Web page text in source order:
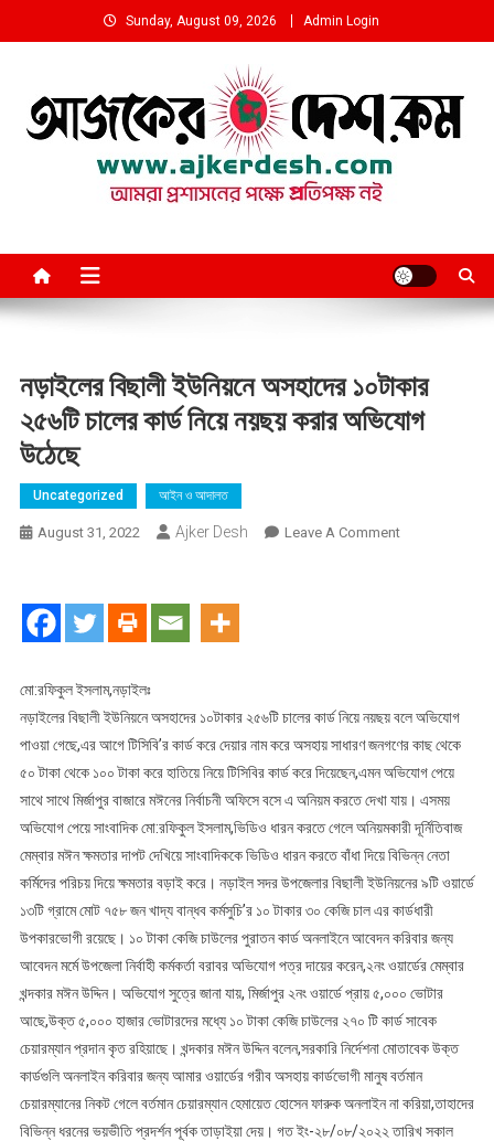
to
Sunday, August 09, 2026 Admin Login
নড়াইলের বিছালী ইউনিয়নে অসহাদের ১০টাকার
২৫৬টি চালের কার্ড নিয়ে নয়ছয় করার অভিযোগ
উঠেছে
Uncategorized আইন ও আদালত
August 31, 2022 Ajker Desh Leave A CommentOn
করার
অভিযোগ
উঠেছে
মো:রফিকুল ইসলাম,নড়াইলঃ
নড়াইলের বিছালী ইউনিয়নে অসহাদের ১০টাকার ২৫৬টি চালের কার্ড নিয়ে নয়ছয় বলে অভিযোগ
পাওয়া গেছে,এর আগে টিসিবি’র কার্ড করে দেয়ার নাম করে অসহায় সাধারণ জনগণের কাছ থেকে
৫০ টাকা থেকে ১০০ টাকা করে হাতিয়ে নিয়ে টিসিবির কার্ড করে দিয়েছেন,এমন অভিযোগ পেয়ে
সাথে সাথে মির্জাপুর বাজারে মঈনের নির্বাচনী অফিসে বসে এ অনিয়ম করতে দেখা যায়। এসময়
অভিযোগ পেয়ে সাংবাদিক মো:রফিকুল ইসলাম,ভিডিও ধারন করতে গেলে অনিয়মকারী দূর্নিতিবাজ
মেম্বার মঈন ক্ষমতার দাপট দেখিয়ে সাংবাদিককে ভিডিও ধারন করতে বাঁধা দিয়ে বিভিন্ন নেতা
কর্মিদের পরিচয় দিয়ে ক্ষমতার বড়াই করে। নড়াইল সদর উপজেলার বিছালী ইউনিয়নের ৯টি ওয়ার্ডে
১৩টি গ্রামে মোট ৭৫৮ জন খাদ্য বান্ধব কর্মসুচি’র ১০ টাকার ৩০ কেজি চাল এর কার্ডধারী
উপকারভোগী রয়েছে। ১০ টাকা কেজি চাউলের পুরাতন কার্ড অনলাইনে আবেদন করিবার জন্য
আবেদন মর্মে উপজেলা নির্বাহী কর্মকর্তা বরাবর অভিযোগ পত্র দায়ের করেন,২নং ওয়ার্ডের মেম্বার
খন্দকার মঈন উদ্দিন। অভিযোগ সুত্রে জানা যায়, মির্জাপুর ২নং ওয়ার্ডে প্রায় ৫,০০০ ভোটার
আছে,উক্ত ৫,০০০ হাজার ভোটারদের মধ্যে ১০ টাকা কেজি চাউলের ২৭০ টি কার্ড সাবেক
চেয়ারম্যান প্রদান কৃত রহিয়াছে। খন্দকার মঈন উদ্দিন বলেন,সরকারি নির্দেশনা মোতাবেক উক্ত
কার্ডগুলি অনলাইন করিবার জন্য আমার ওয়ার্ডের গরীব অসহায় কার্ডভোগী মানুষ বর্তমান
চেয়ারম্যানের নিকট গেলে বর্তমান চেয়ারম্যান হেমায়েত হোসেন ফারুক অনলাইন না করিয়া,তাহাদের
বিভিন্ন ধরনের ভয়ভীতি প্রদর্শন পূর্বক তাড়াইয়া দেয়। গত ইং-২৮/০৮/২০২২ তারিখ সকাল